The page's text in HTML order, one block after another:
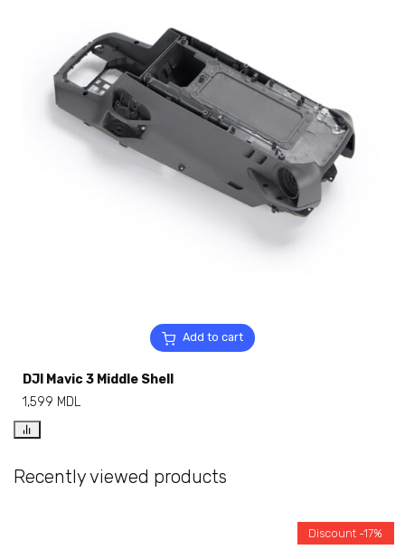
Add to cart
DJI Mavic 3 Middle Shell
1,599 MDL
Recently viewed products
Discount -17%